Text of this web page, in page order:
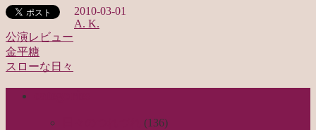
2010-03-01
A. K.
公演レビュー
投
稿
金平糖
スローな日々
(136)